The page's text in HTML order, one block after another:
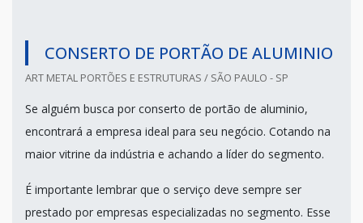
CONSERTO DE PORTÃO DE ALUMINIO
ART METAL PORTÕES E ESTRUTURAS / SÃO PAULO - SP
Se alguém busca por conserto de portão de aluminio,
encontrará a empresa ideal para seu negócio. Cotando na
maior vitrine da indústria e achando a líder do segmento.
É importante lembrar que o serviço deve sempre ser
prestado por empresas especializadas no segmento. Esse